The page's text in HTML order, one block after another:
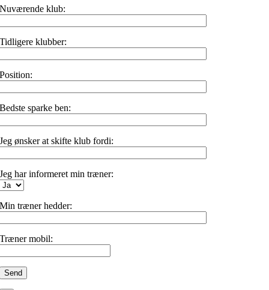
Nuværende klub:
Tidligere klubber:
Position:
Bedste sparke ben:
Jeg ønsker at skifte klub fordi:
Jeg har informeret min træner:
Min træner hedder:
Træner mobil: